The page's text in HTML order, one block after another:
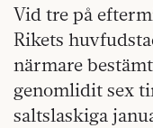
Vid tre på
Rikets
närmare
genomlidit sex
saltslaskiga